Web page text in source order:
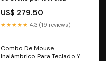
US$ 279.50
★★★★★ 4.3 (19 reviews)
Combo De Mouse
Inalámbrico Para Teclado Y